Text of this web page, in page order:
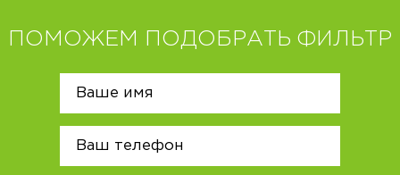
ПОМОЖЕМ ПОДОБРАТЬ ФИЛЬТР